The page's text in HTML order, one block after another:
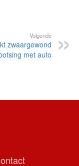
Volgende
zwaargewond
met auto